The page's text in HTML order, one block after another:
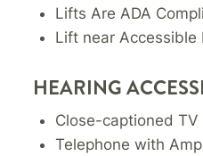
Lifts Are ADA
Lift near Accessible
HEARING
Close-captioned TV
Telephone with